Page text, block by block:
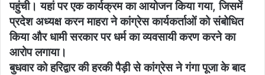
पहुंची। यहां पर एक कार्यक्रम का आयोजन किया गया, जिसमें
प्रदेश अध्यक्ष करन माहरा ने कांग्रेस कार्यकर्ताओं को संबोधित
किया और धामी सरकार पर धर्म का व्यवसायी करण करने का
आरोप लगाया।
बुधवार को हरिद्वार की हरकी पैड़ी से कांग्रेस ने गंगा पूजा के बाद